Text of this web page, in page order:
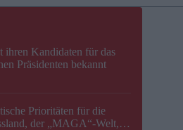
Kandidaten für das
Präsidenten bekannt
Prioritäten für die
der „MAGA“-Welt,